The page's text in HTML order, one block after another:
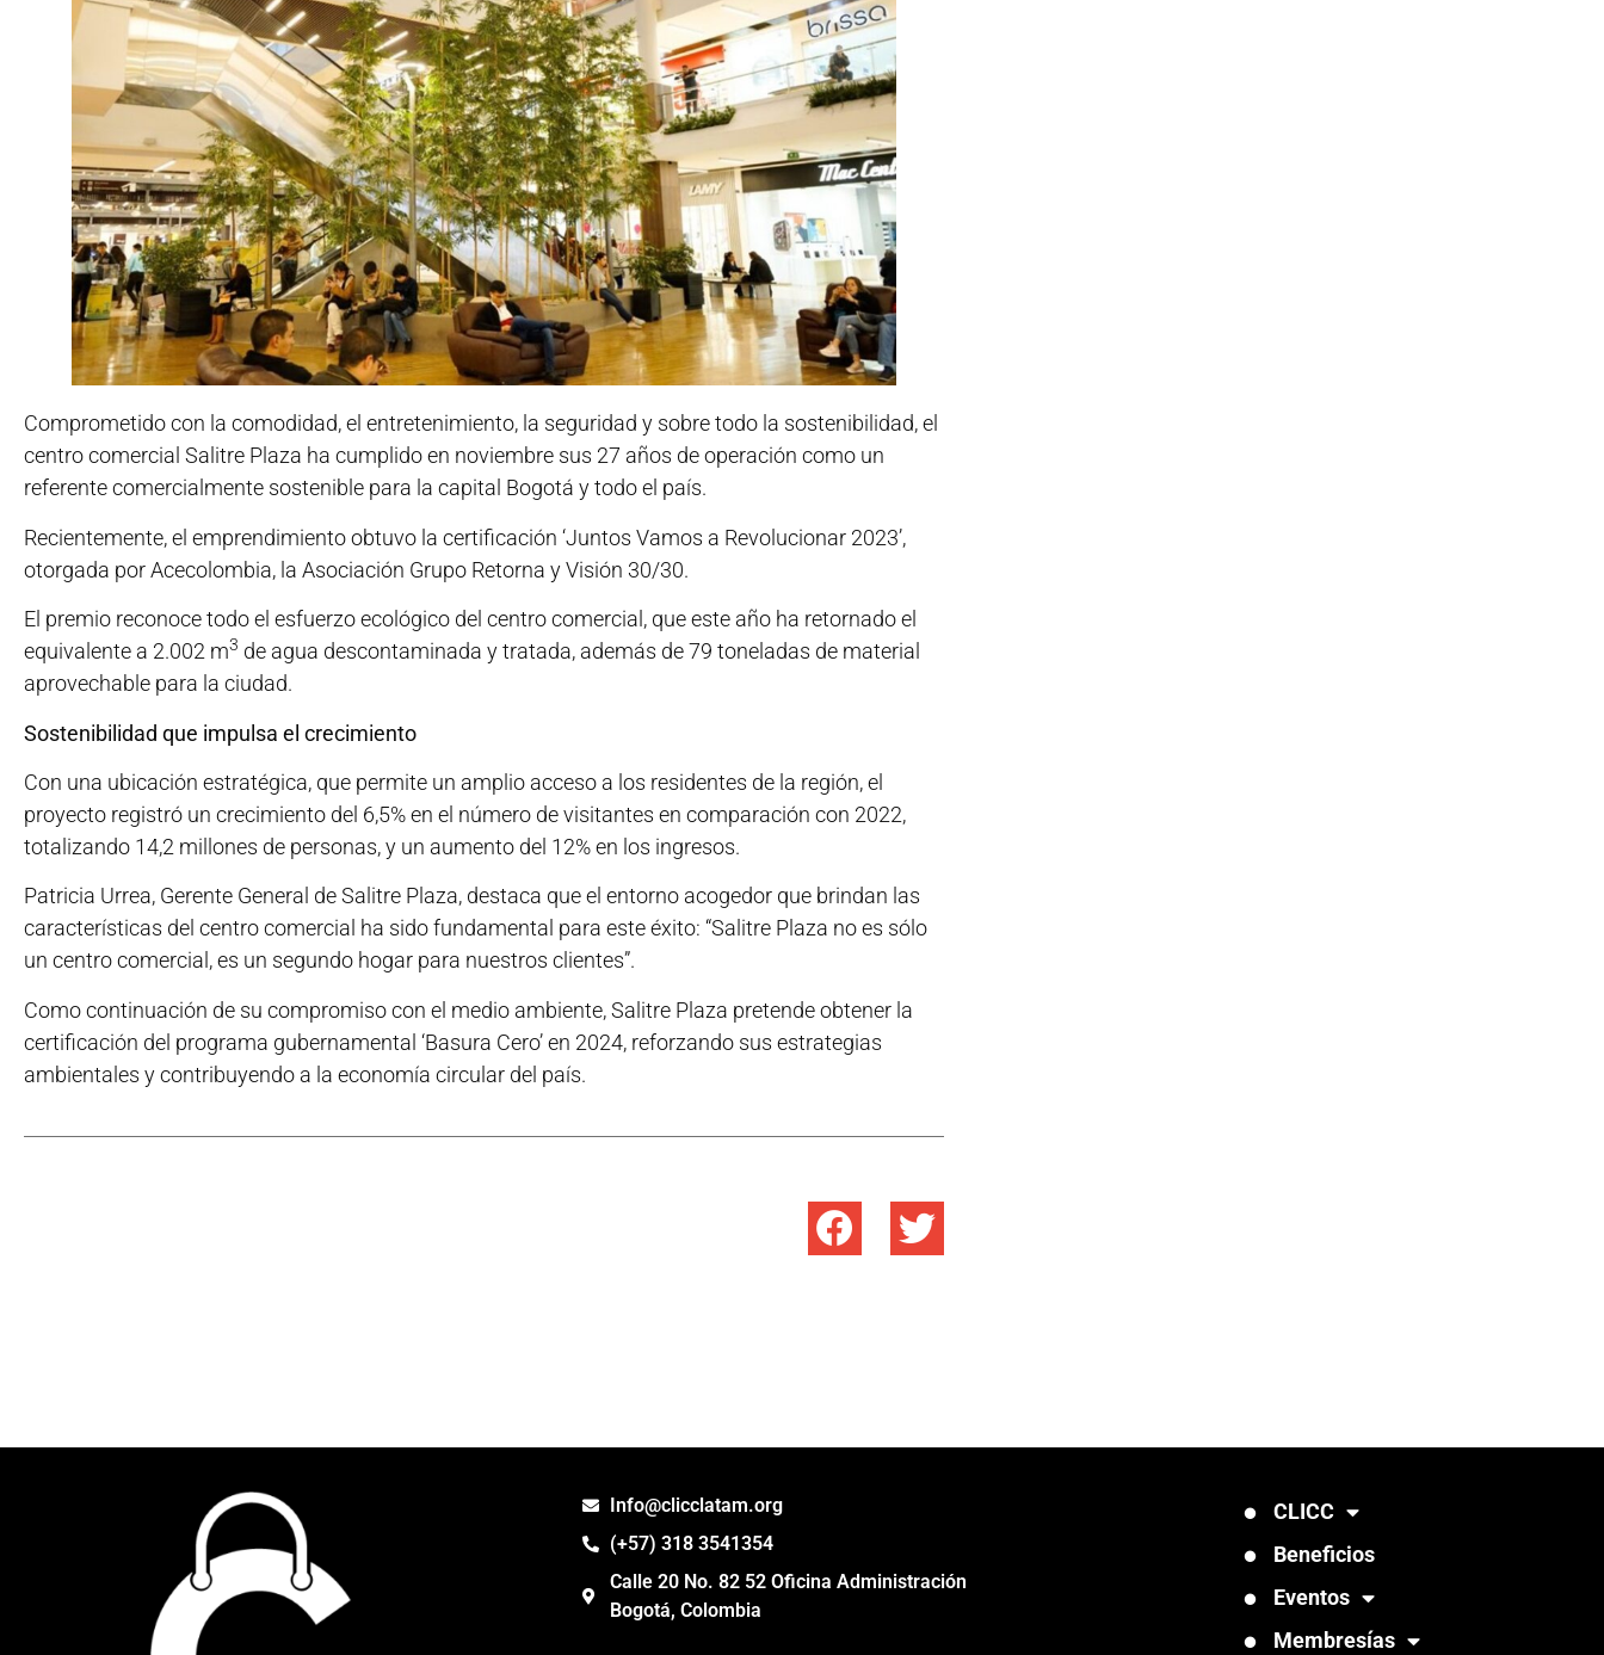
Comprometido con la comodidad, el entretenimiento, la seguridad y sobre todo la sostenibilidad, el
centro comercial Salitre Plaza ha cumplido en noviembre sus 27 años de operación como un
referente comercialmente sostenible para la capital Bogotá y todo el país.
Recientemente, el emprendimiento obtuvo la certificación ‘Juntos Vamos a Revolucionar 2023’,
otorgada por Acecolombia, la Asociación Grupo Retorna y Visión 30/30.
El premio reconoce todo el esfuerzo ecológico del centro comercial, que este año ha retornado el
equivalente a 2.002 m3 de agua descontaminada y tratada, además de 79 toneladas de material
aprovechable para la ciudad.
Sostenibilidad que impulsa el crecimiento
Con una ubicación estratégica, que permite un amplio acceso a los residentes de la región, el
proyecto registró un crecimiento del 6,5% en el número de visitantes en comparación con 2022,
totalizando 14,2 millones de personas, y un aumento del 12% en los ingresos.
Patricia Urrea, Gerente General de Salitre Plaza, destaca que el entorno acogedor que brindan las
características del centro comercial ha sido fundamental para este éxito: “Salitre Plaza no es sólo
un centro comercial, es un segundo hogar para nuestros clientes”.
Como continuación de su compromiso con el medio ambiente, Salitre Plaza pretende obtener la
certificación del programa gubernamental ‘Basura Cero’ en 2024, reforzando sus estrategias
ambientales y contribuyendo a la economía circular del país.
Info@clicclatam.org
(+57) 318 3541354
Calle 20 No. 82 52 Oficina Administración
Bogotá, Colombia
CLICC
Beneficios
Eventos
Membresías